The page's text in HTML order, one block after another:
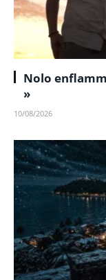
Nolo
»
10/08/2026